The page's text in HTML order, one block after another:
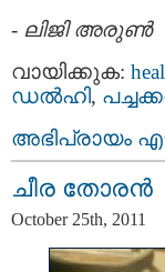
- ലിജി അരുണ്‍
വായിക്കുക:
ഡല്‍ഹി,
അഭിപ്രായം
ചീര തോരന്‍
October 25th, 2011